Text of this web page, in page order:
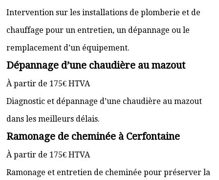
Intervention sur les installations de plomberie et de
chauffage pour un entretien, un dépannage ou le
remplacement d’un équipement.
Dépannage d’une chaudière au mazout
À partir de 175€ HTVA
Diagnostic et dépannage d’une chaudière au mazout
dans les meilleurs délais.
Ramonage de cheminée à Cerfontaine
À partir de 175€ HTVA
Ramonage et entretien de cheminée pour préserver la